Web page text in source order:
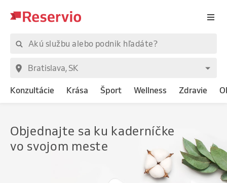
Konzultácie Krása Šport Wellness Zdravie
Objednajte sa ku kaderníčke
vo svojom meste